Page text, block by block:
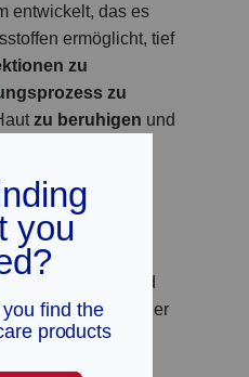
entwickelt, das es
ermöglicht, tief
zu
zu
zu beruhigen und
Zustand zu
starke
und
und sind
zur Linderung einer
darunter: